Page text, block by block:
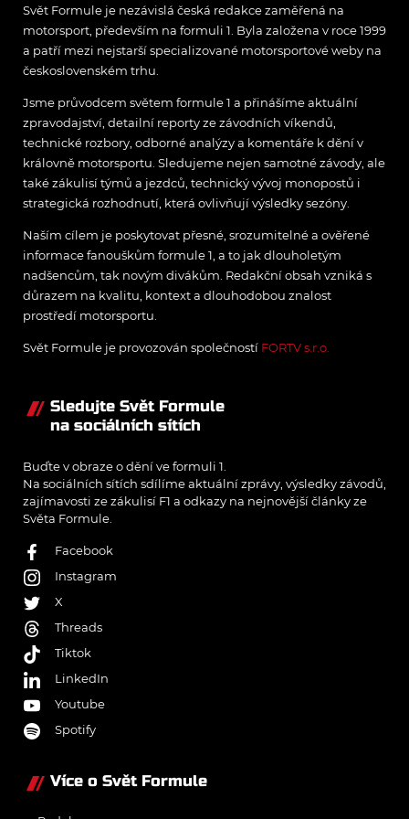
Svět Formule je nezávislá česká redakce zaměřená na
motorsport, především na formuli 1. Byla založena v roce 1999
a patří mezi nejstarší specializované motorsportové weby na
československém trhu.
Jsme průvodcem světem formule 1 a přinášíme aktuální
zpravodajství, detailní reporty ze závodních víkendů,
technické rozbory, odborné analýzy a komentáře k dění v
královně motorsportu. Sledujeme nejen samotné závody, ale
také zákulisí týmů a jezdců, technický vývoj monopostů i
strategická rozhodnutí, která ovlivňují výsledky sezóny.
Naším cílem je poskytovat přesné, srozumitelné a ověřené
informace fanouškům formule 1, a to jak dlouholetým
nadšencům, tak novým divákům. Redakční obsah vzniká s
důrazem na kvalitu, kontext a dlouhodobou znalost
prostředí motorsportu.
Svět Formule je provozován společností FORTV s.r.o.
Sledujte Svět Formule
na sociálních sítích
Buďte v obraze o dění ve formuli 1.
Na sociálních sítích sdílíme aktuální zprávy, výsledky závodů,
zajímavosti ze zákulisí F1 a odkazy na nejnovější články ze
Světa Formule.
Facebook
Instagram
X
Threads
Tiktok
LinkedIn
Youtube
Spotify
Více o Svět Formule